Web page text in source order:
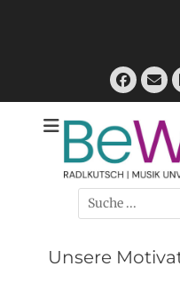
E-
RadlKutsch - Musik
Suchen
nach:
Unsere